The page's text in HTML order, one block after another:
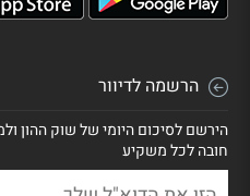
הרשמה לדיוור
הירשם לסיכום היומי של שוק ההון
חובה לכל משקיע